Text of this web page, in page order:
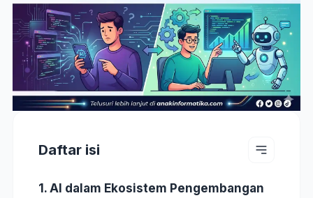
Daftar isi
1. AI dalam Ekosistem Pengembangan